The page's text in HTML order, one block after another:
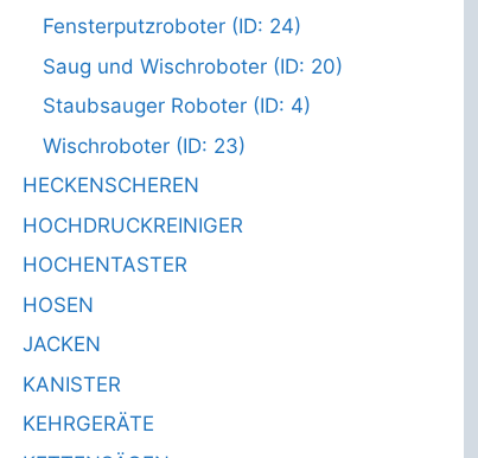
Fensterputzroboter (ID: 24)
Saug und Wischroboter (ID: 20)
Staubsauger Roboter (ID: 4)
Wischroboter (ID: 23)
HECKENSCHEREN
HOCHDRUCKREINIGER
HOCHENTASTER
HOSEN
JACKEN
KANISTER
KEHRGERÄTE